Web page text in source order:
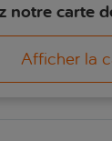
notre carte
Afficher la